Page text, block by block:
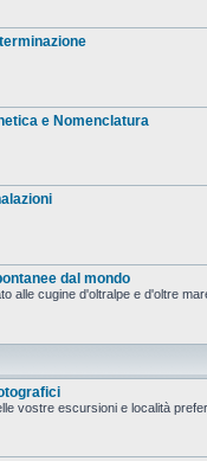
e Nomenclatura
dal mondo
alle cugine d'oltralpe e d'oltre
vostre escursioni e località